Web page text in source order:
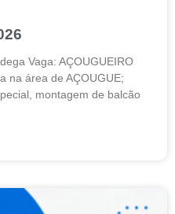
Vaga: AÇOUGUEIRO
na área de AÇOUGUE;
montagem de balcão